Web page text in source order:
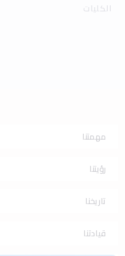
الكليات
مهمتنا
رؤيتنا
تاريخنا
قيادتنا